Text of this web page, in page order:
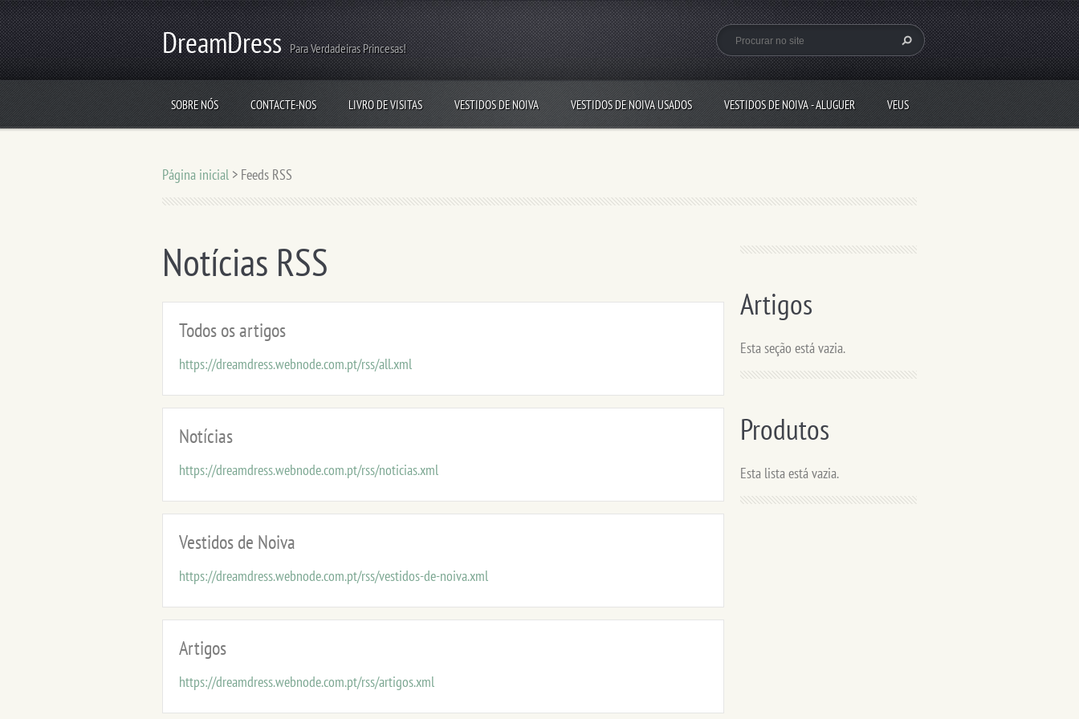
DreamDress Para Verdadeiras Princesas!
SOBRE NÓS CONTACTE-NOS LIVRO DE VISITAS VESTIDOS DE NOIVA VESTIDOS DE NOIVA USADOS VESTIDOS DE NOIVA - ALUGUER VEUS
Página inicial > Feeds RSS
Notícias RSS
Todos os artigos
https://dreamdress.webnode.com.pt/rss/all.xml
Notícias
https://dreamdress.webnode.com.pt/rss/noticias.xml
Vestidos de Noiva
https://dreamdress.webnode.com.pt/rss/vestidos-de-noiva.xml
Artigos
https://dreamdress.webnode.com.pt/rss/artigos.xml
Artigos
Esta seção está vazia.
Produtos
Esta lista está vazia.